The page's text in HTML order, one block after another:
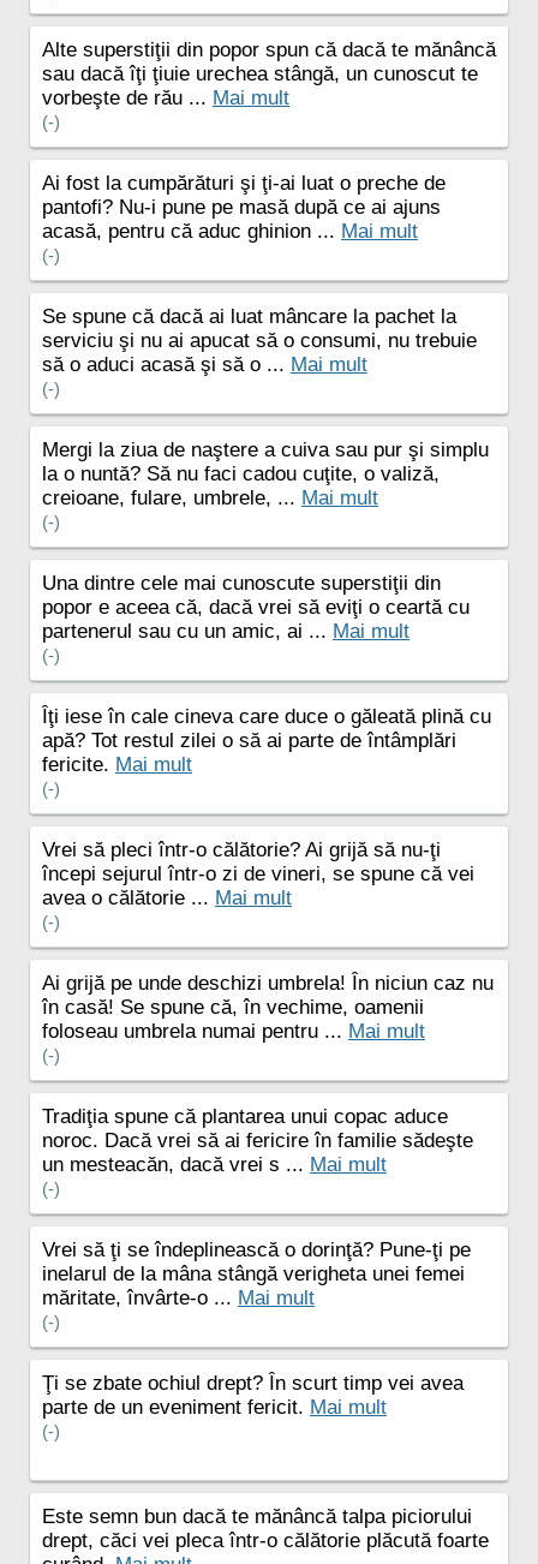
Alte superstiţii din popor spun că dacă te mănâncă
sau dacă îţi ţiuie urechea stângă, un cunoscut te
vorbeşte de rău ... Mai mult
(-)
Ai fost la cumpărături şi ţi-ai luat o preche de
pantofi? Nu-i pune pe masă după ce ai ajuns
acasă, pentru că aduc ghinion ... Mai mult
(-)
Se spune că dacă ai luat mâncare la pachet la
serviciu şi nu ai apucat să o consumi, nu trebuie
să o aduci acasă şi să o ... Mai mult
(-)
Mergi la ziua de naştere a cuiva sau pur şi simplu
la o nuntă? Să nu faci cadou cuţite, o valiză,
creioane, fulare, umbrele, ... Mai mult
(-)
Una dintre cele mai cunoscute superstiţii din
popor e aceea că, dacă vrei să eviţi o ceartă cu
partenerul sau cu un amic, ai ... Mai mult
(-)
Îţi iese în cale cineva care duce o găleată plină cu
apă? Tot restul zilei o să ai parte de întâmplări
fericite. Mai mult
(-)
Vrei să pleci într-o călătorie? Ai grijă să nu-ţi
începi sejurul într-o zi de vineri, se spune că vei
avea o călătorie ... Mai mult
(-)
Ai grijă pe unde deschizi umbrela! În niciun caz nu
în casă! Se spune că, în vechime, oamenii
foloseau umbrela numai pentru ... Mai mult
(-)
Tradiţia spune că plantarea unui copac aduce
noroc. Dacă vrei să ai fericire în familie sădeşte
un mesteacăn, dacă vrei s ... Mai mult
(-)
Vrei să ţi se îndeplinească o dorinţă? Pune-ţi pe
inelarul de la mâna stângă verigheta unei femei
măritate, învârte-o ... Mai mult
(-)
Ţi se zbate ochiul drept? În scurt timp vei avea
parte de un eveniment fericit. Mai mult
(-)
Este semn bun dacă te mănâncă talpa piciorului
drept, căci vei pleca într-o călătorie plăcută foarte